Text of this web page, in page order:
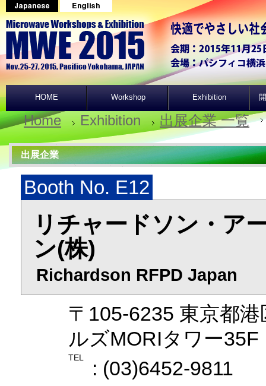
HOME Workshop Exhibition
Home Exhibition 出展企業 一覧
出展企業
Booth No. E12
リチャードソン・ア
ン(株)
Richardson RFPD Japan
〒105-6235 東京都
ルズMORIタワー35F
TEL : (03)6452-9811